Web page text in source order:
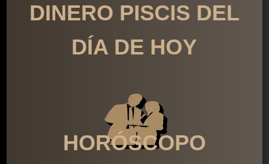
DINERO PISCIS DEL
DÍA DE HOY
HORÓSCOPO